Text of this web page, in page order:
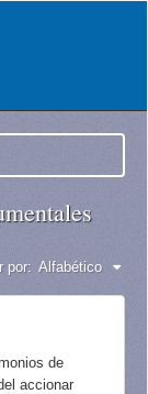
por: Alfabético
de
accionar